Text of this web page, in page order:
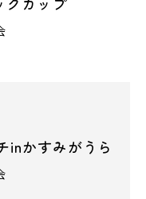
inかすみがうら